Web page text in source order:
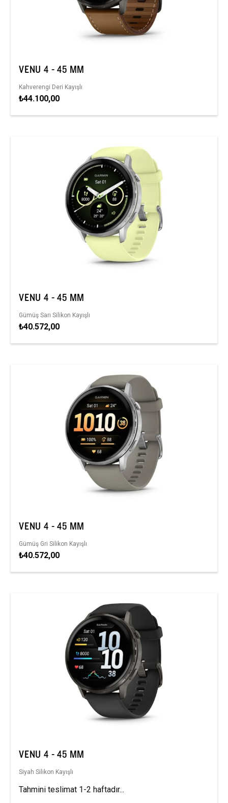
VENU 4 - 45 MM
Kahverengi Deri Kayışlı
₺44.100,00
VENU 4 - 45 MM
Gümüş Sarı Silikon Kayışlı
₺40.572,00
VENU 4 - 45 MM
Gümüş Gri Silikon Kayışlı
₺40.572,00
VENU 4 - 45 MM
Siyah Silikon Kayışlı
Tahmini teslimat 1-2 haftadır...